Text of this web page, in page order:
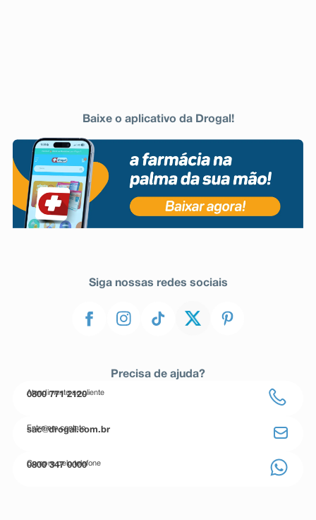
Baixe o aplicativo da Drogal!
Siga nossas redes sociais
Precisa de ajuda?
Atendimento ao cliente
0800 771 2120
Entre em contato
sac@drogal.com.br
Compre pelo telefone
0800 347 0000